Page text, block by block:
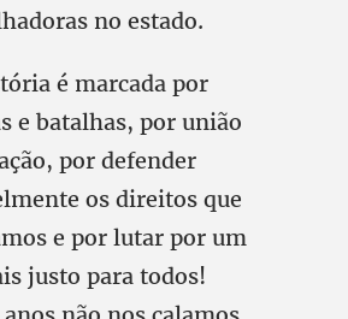
no estado.
é marcada por
e batalhas, por união
por defender
os direitos que
e por lutar por um
justo para todos!